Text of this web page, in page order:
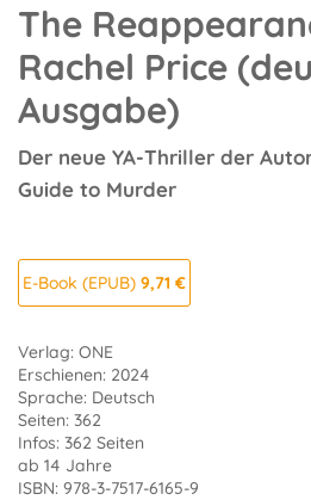
The
Rachel Price
Ausgabe)
Der neue YA-Thriller der
Guide to Murder
E-Book (EPUB) 9,71 €
Verlag: ONE
Erschienen: 2024
Sprache: Deutsch
Seiten: 362
Infos: 362 Seiten
ab 14 Jahre
ISBN: 978-3-7517-6165-9